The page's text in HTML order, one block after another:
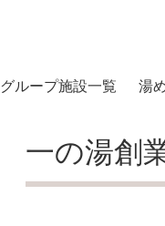
グループ施設一覧
陽だまり 一の湯
湯
一の湯創